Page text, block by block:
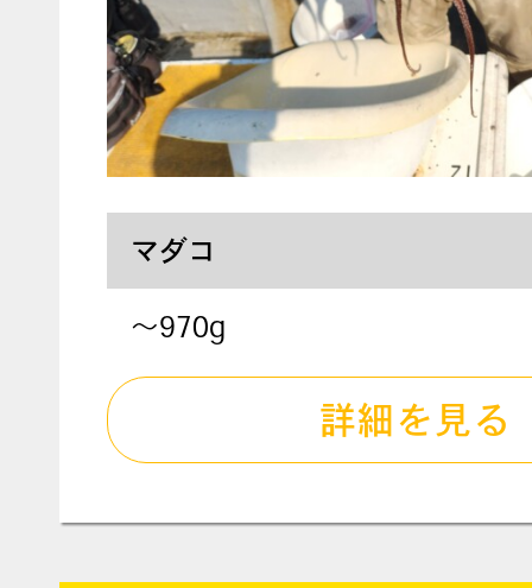
マダコ
～970g
詳細を見る